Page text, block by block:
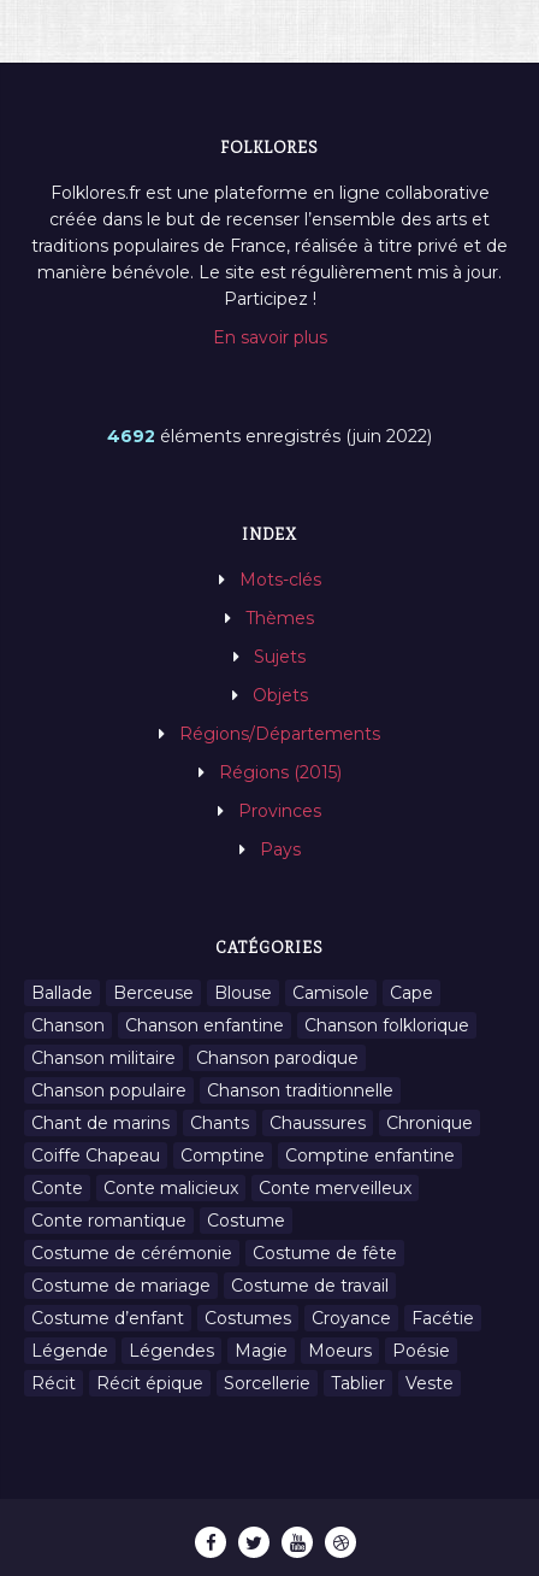
FOLKLORES
Folklores.fr est une plateforme en ligne collaborative
créée dans le but de recenser l’ensemble des arts et
traditions populaires de France, réalisée à titre privé et de
manière bénévole. Le site est régulièrement mis à jour.
Participez !
En savoir plus
4692 éléments enregistrés (juin 2022)
INDEX
Mots-clés
Thèmes
Sujets
Objets
Régions/Départements
Régions (2015)
Provinces
Pays
CATÉGORIES
Ballade Berceuse Blouse Camisole
Cape
Chanson
Chanson enfantine
Chanson folklorique
Chanson militaire
Chanson parodique
Chanson populaire
Chanson traditionnelle
Chant de marins
Chants Chaussures
Chronique
Coiffe Chapeau
Comptine
Comptine enfantine
Conte
Conte malicieux
Conte merveilleux
Conte romantique
Costume
Costume de cérémonie
Costume de fête
Costume de mariage
Costume de travail
Costume d’enfant
Costumes Croyance
Facétie
Légende
Légendes Magie Moeurs
Poésie
Récit
Récit épique Sorcellerie Tablier Veste